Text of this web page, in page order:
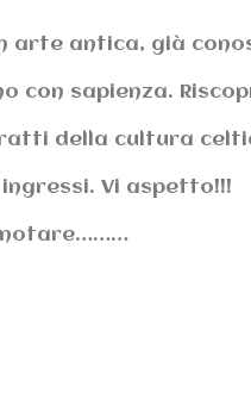
arte antica, già
con sapienza.
della cultura
Vi aspetto!!!